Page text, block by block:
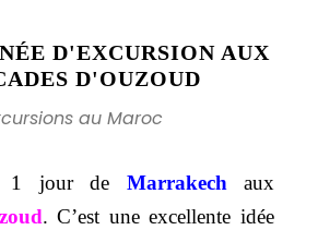
D'EXCURSION AUX
D'OUZOUD
au Maroc
1 jour de Marrakechaux
. C’est une excellente idée